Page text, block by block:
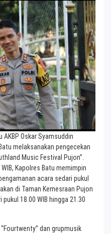
AKBP Oskar Syamsuddin
melaksanakan pengecekan
Music Festival Pujon”.
Kapolres Batu memimpin
acara sedari pukul
di Taman Kemesraan Pujon
18.00 WIB hingga 21.30
dan grupmusik